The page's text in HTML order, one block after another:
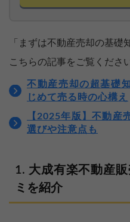
「まずは不動産売却の基礎
こちらの記事をご覧くださ
不動産売却の超基礎
じめて売る時の心構え
【2025年版】不動産
選びや注意点も
大成有楽不動産
ミを紹介